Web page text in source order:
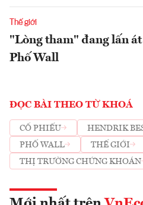
Thế giới
"Lòng tham" đang lấn
Phố Wall
ĐỌC BÀI THEO TỪ KHOÁ
CỔ PHIẾU
HENDRIK
PHỐ WALL
THẾ GIỚI
THỊ TRƯỜNG CHỨNG KHOÁN